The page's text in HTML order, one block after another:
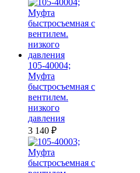
105-40004;
Муфта
быстросъемная с
вентилем.
низкого
давления
3 140 ₽